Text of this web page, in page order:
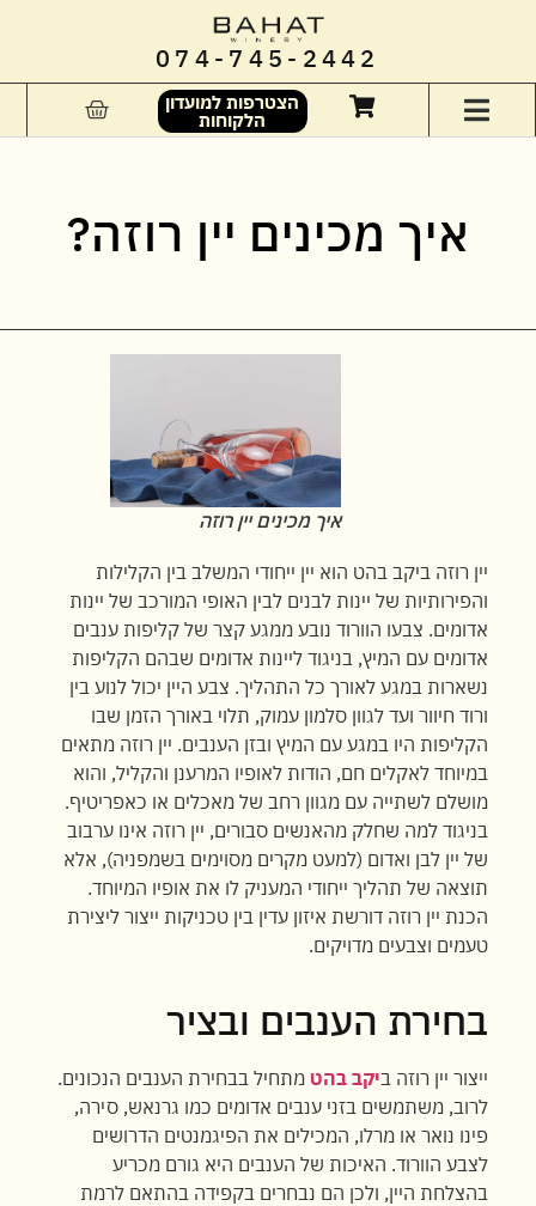
074-745-2442
הצטרפות למועדון
הלקוחות
איך מכינים יין רוזה?
איך מכינים יין רוזה
יין רוזה ביקב בהט הוא יין ייחודי המשלב בין הקלילות
והפירותיות של יינות לבנים לבין האופי המורכב של יינות
אדומים. צבעו הוורוד נובע ממגע קצר של קליפות ענבים
אדומים עם המיץ, בניגוד ליינות אדומים שבהם הקליפות
נשארות במגע לאורך כל התהליך. צבע היין יכול לנוע בין
ורוד חיוור ועד לגוון סלמון עמוק, תלוי באורך הזמן שבו
הקליפות היו במגע עם המיץ ובזן הענבים. יין רוזה מתאים
במיוחד לאקלים חם, הודות לאופיו המרענן והקליל, והוא
מושלם לשתייה עם מגוון רחב של מאכלים או כאפריטיף.
בניגוד למה שחלק מהאנשים סבורים, יין רוזה אינו ערבוב
של יין לבן ואדום (למעט מקרים מסוימים בשמפניה), אלא
תוצאה של תהליך ייחודי המעניק לו את אופיו המיוחד.
הכנת יין רוזה דורשת איזון עדין בין טכניקות ייצור ליצירת
טעמים וצבעים מדויקים.
בחירת הענבים ובציר
ייצור יין רוזה ביקב בהט מתחיל בבחירת הענבים הנכונים.
לרוב, משתמשים בזני ענבים אדומים כמו גרנאש, סירה,
פינו נואר או מרלו, המכילים את הפיגמנטים הדרושים
לצבע הוורוד. האיכות של הענבים היא גורם מכריע
בהצלחת היין, ולכן הם נבחרים בקפידה בהתאם לרמת